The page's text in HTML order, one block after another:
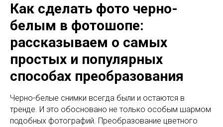
Как сделать фото черно-
белым в фотошопе:
рассказываем о самых
простых и популярных
способах преобразования
Черно-белые снимки всегда были и остаются в
тренде. И это обосновано не только особым шармом
подобных фотографий. Преобразование цветного